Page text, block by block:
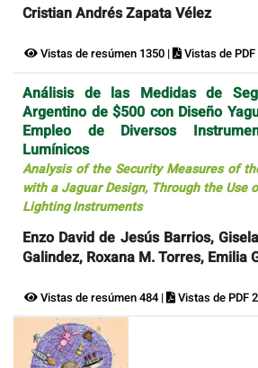
Cristian Andrés Zapata Vélez
Vistas de resúmen 1350 | Vistas de
Análisis de las Medidas de
Argentino de $500 con Diseño
Empleo de Diversos
Lumínicos
Analysis of the Security Measures of
with a Jaguar Design, Through the Use
Lighting Instruments
Enzo David de Jesús Barrios,
Galindez, Roxana M. Torres, Emilia
Vistas de resúmen 484 | Vistas de PDF